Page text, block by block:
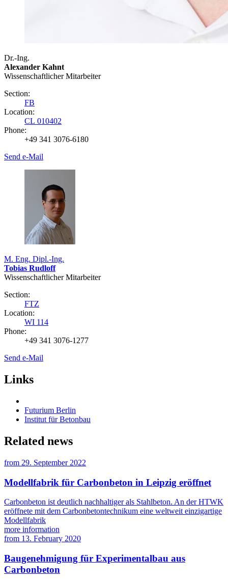
Dr.-Ing.
Alexander Kahnt
Wissenschaftlicher Mitarbeiter
Section:
FB
Location:
CL 010402
Phone:
+49 341 3076-6180
Send e-Mail
M. Eng. Dipl.-Ing.
Tobias Rudloff
Wissenschaftlicher Mitarbeiter
Section:
FTZ
Location:
WI 114
Phone:
+49 341 3076-1277
Send e-Mail
Links
Futurium Berlin
Institut für Betonbau
Related news
from 29. September 2022
Modellfabrik für Carbonbeton in Leipzig eröffnet
Carbonbeton ist deutlich nachhaltiger als Stahlbeton. An der HTWK
eröffnete mit dem Carbonbetontechnikum eine weltweit einzigartige
Modellfabrik
more information
from 13. February 2020
Baugenehmigung für Experimentalbau aus
Carbonbeton